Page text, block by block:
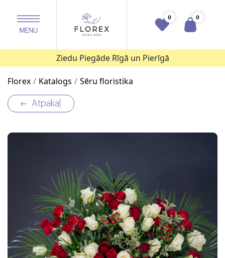
0 0
Ziedu Piegāde Rīgā un Pierīgā
Florex Katalogs Sēru floristika
Atpakaļ